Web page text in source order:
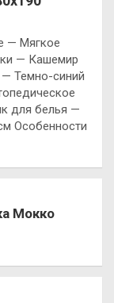
— Мягкое
— Кашемир
Темно-синий
для белья —
Особенности
Мокко